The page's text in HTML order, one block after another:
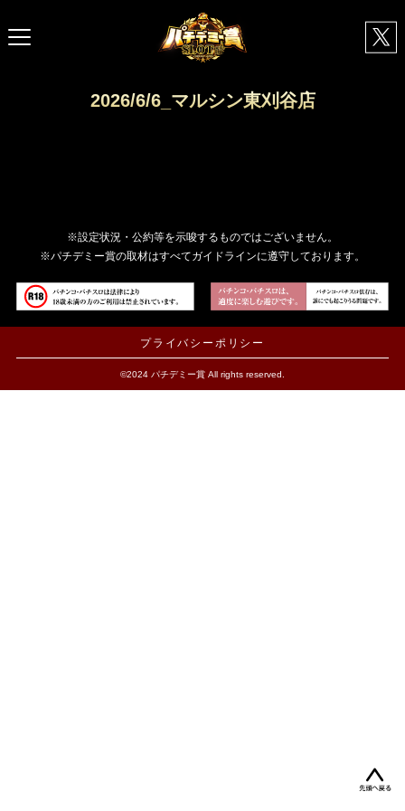
2026/6/6_マルシン東刈谷店
※設定状況・公約等を示唆するものではございません。
※パチデミー賞の取材はすべてガイドラインに遵守しております。
プライバシーポリシー
©2024 パチデミー賞 All rights reserved.